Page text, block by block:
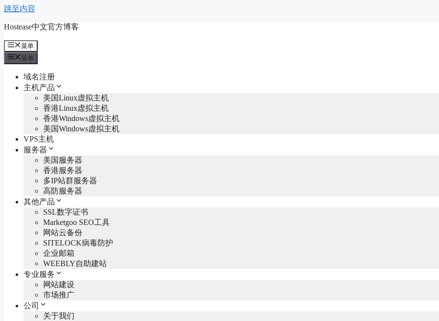
跳至内容
Hostease中文官方博客
菜单
菜单
域名注册
主机产品
美国Linux虚拟主机
香港Linux虚拟主机
香港Windows虚拟主机
美国Windows虚拟主机
VPS主机
服务器
美国服务器
香港服务器
多IP站群服务器
高防服务器
其他产品
SSL数字证书
Marketgoo SEO工具
网站云备份
SITELOCK病毒防护
企业邮箱
WEEBLY自助建站
专业服务
网站建设
市场推广
公司
关于我们